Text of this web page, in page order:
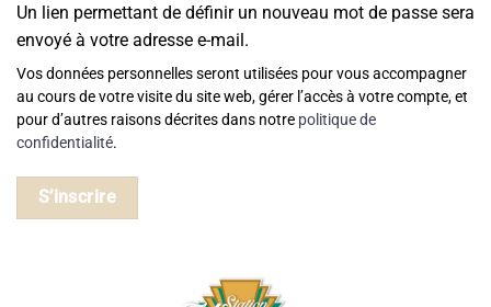
Un lien permettant de définir un nouveau mot de passe sera
envoyé à votre adresse e-mail.
Vos données personnelles seront utilisées pour vous accompagner
au cours de votre visite du site web, gérer l’accès à votre compte, et
pour d’autres raisons décrites dans notre politique de
confidentialité.
S’inscrire